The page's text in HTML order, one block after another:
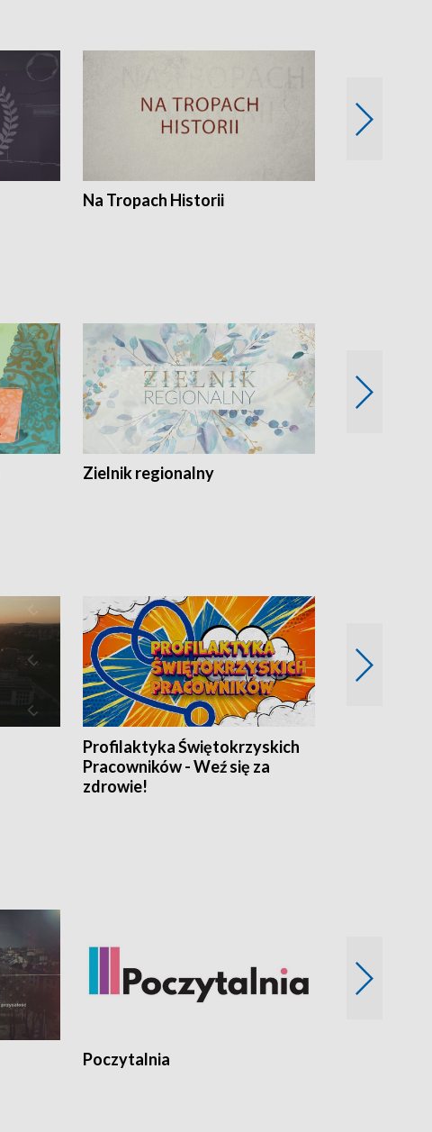
Na Tropach Historii
Zielnik regionalny
Profilaktyka Świętokrzyskich
Pracowników - Weź się za
zdrowie!
Poczytalnia